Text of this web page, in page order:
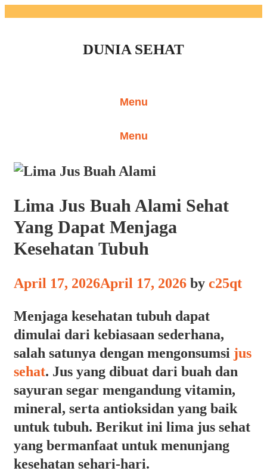
DUNIA SEHAT
Menu
Menu
Lima Jus Buah Alami Sehat
Yang Dapat Menjaga
Kesehatan Tubuh
April 17, 2026April 17, 2026 by c25qt
Menjaga kesehatan tubuh dapat
dimulai dari kebiasaan sederhana,
salah satunya dengan mengonsumsi jus
sehat. Jus yang dibuat dari buah dan
sayuran segar mengandung vitamin,
mineral, serta antioksidan yang baik
untuk tubuh. Berikut ini lima jus sehat
yang bermanfaat untuk menunjang
kesehatan sehari-hari.